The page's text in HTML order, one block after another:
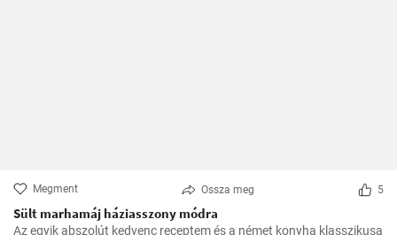
Megment Ossza meg 5
Sült marhamáj háziasszony módra
Az egyik abszolút kedvenc receptem és a német konyha klasszikusa